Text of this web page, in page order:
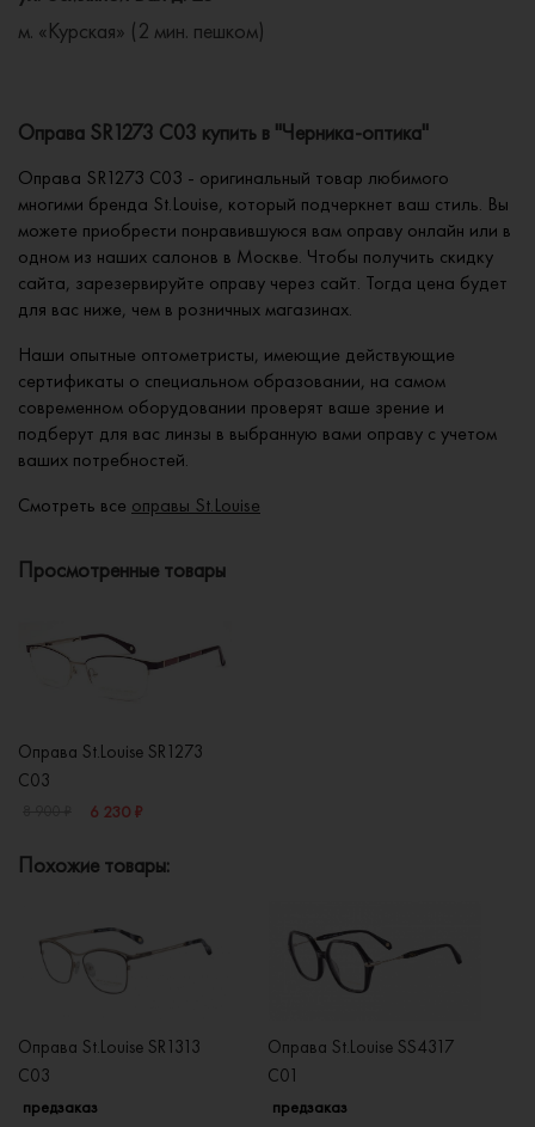
м. «Курская» (2 мин. пешком)
Оправа SR1273 C03 купить в "Черника-оптика"
Оправа SR1273 C03 - оригинальный товар любимого
многими бренда St.Louise, который подчеркнет ваш стиль. Вы
можете приобрести понравившуюся вам оправу онлайн или в
одном из наших салонов в Москве. Чтобы получить скидку
сайта, зарезервируйте оправу через сайт. Тогда цена будет
для вас ниже, чем в розничных магазинах.
Наши опытные оптометристы, имеющие действующие
сертификаты о специальном образовании, на самом
современном оборудовании проверят ваше зрение и
подберут для вас линзы в выбранную вами оправу с учетом
ваших потребностей.
Смотреть все оправы St.Louise
Просмотренные товары
Оправа St.Louise SR1273
C03
6 230 ₽
Похожие товары:
Оправа St.Louise SR1313
C03
предзаказ
Оправа St.Louise SS4317
C01
предзаказ